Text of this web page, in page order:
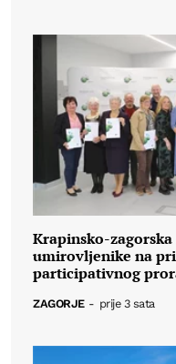
Krapinsko-
umirovljenike na
participativnog
ZAGORJE - prije 3 sata